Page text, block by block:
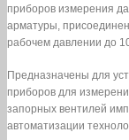
приборов измерения
арматуры,
рабочем давлении до
Предназначены для
приборов для
запорных вентилей
автоматизации